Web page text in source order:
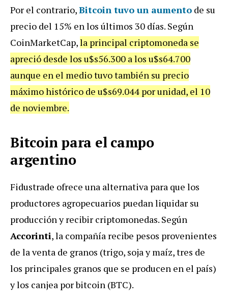
Por el contrario,Bitcoin tuvo un aumento de su
precio del 15% en los últimos 30 días. Según
CoinMarketCap,la principal criptomoneda se
apreció desde los u$s56.300 a los u$s64.700
aunque en el medio tuvo también su precio
máximo histórico de u$s69.044 por unidad, el 10
de noviembre.
Bitcoin para el campo
argentino
Fidustrade ofrece una alternativa para que los
productores agropecuarios puedan liquidar su
producción y recibir criptomonedas. Según
Accorinti, la compañía recibe pesos provenientes
de la venta de granos (trigo, soja y maíz, tres de
los principales granos que se producen en el país)
y los canjea por bitcoin (BTC).